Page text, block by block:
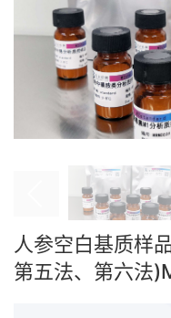
人参空白基质样
第五法、第六法